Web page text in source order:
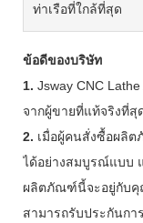
ท่าเรือที่ใกล้ที่สุด
ข้อดีของบริษัท
1. Jsway CNC
จากผู้ขายที่แท้จริงที่สุ
2. เมื่อผู้คนสั่งซื้อผลิ
ได้อย่างสมบูรณ์แบบ
ผลิตภัณฑ์นี้จะอยู่กับคุ
สามารถรับประกันก